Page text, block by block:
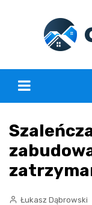
Łukasz Dąbrowski